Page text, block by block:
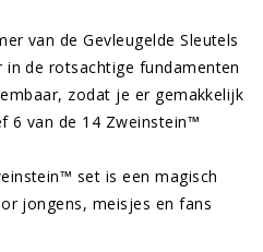
van de Gevleugelde Sleutels
in de rotsachtige fundamenten
zodat je er gemakkelijk
6 van de 14 Zweinstein™
set is een magisch
jongens, meisjes en fans